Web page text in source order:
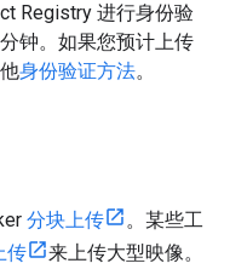
Registry 进行身份验
钟。如果您预计上传
身份验证方法。
分块上传
。某些工
传
来上传大型映像。